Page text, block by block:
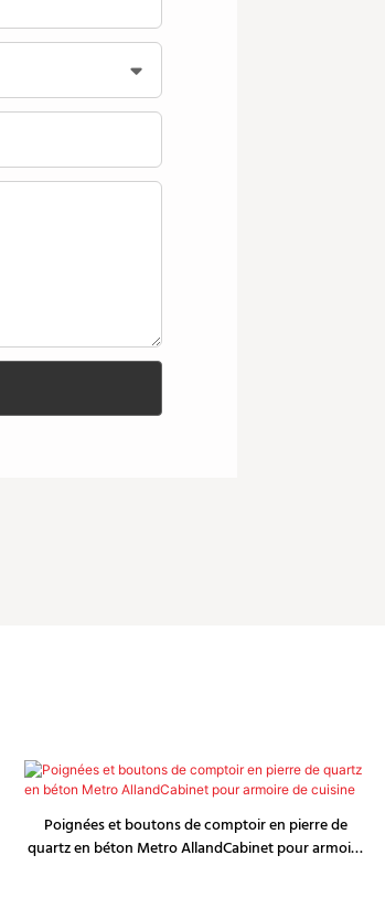
Poignées et boutons de comptoir en pierre de
quartz en béton Metro AllandCabinet pour armoire